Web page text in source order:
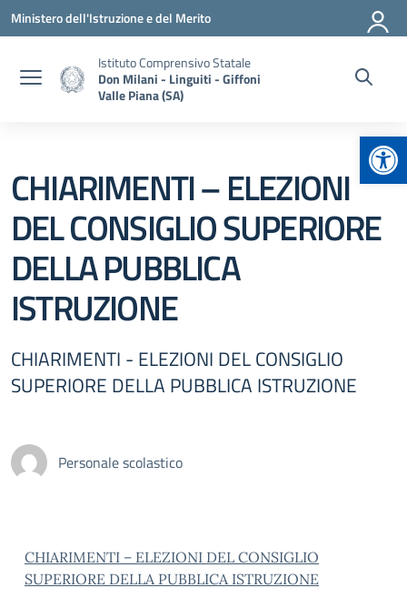
Vai ai contenuti
Vai al menu di navigazione
Vai al footer
Ministero dell'Istruzione e del Merito
Istituto Comprensivo Statale
Don Milani - Linguiti - Giffoni
Valle Piana (SA)
CHIARIMENTI – ELEZIONI
DEL CONSIGLIO SUPERIORE
DELLA PUBBLICA
ISTRUZIONE
CHIARIMENTI - ELEZIONI DEL CONSIGLIO
SUPERIORE DELLA PUBBLICA ISTRUZIONE
Personale scolastico
CHIARIMENTI – ELEZIONI DEL CONSIGLIO
SUPERIORE DELLA PUBBLICA ISTRUZIONE